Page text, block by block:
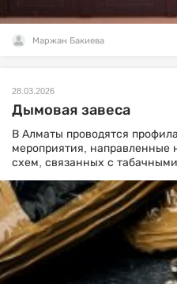
Маржан Бакиева
28.03.2026
Дымовая завеса
В Алматы проводятся
мероприятия, направленные
схем, связанных с